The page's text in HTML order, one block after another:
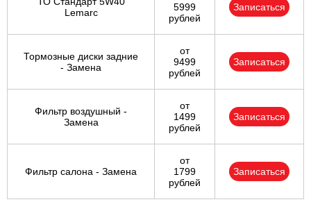
Lemarc
5999
рублей
Записаться
Тормозные диски задние
- Замена
от
9499
рублей
Записаться
Фильтр воздушный -
Замена
от
1499
рублей
Записаться
Фильтр салона - Замена
от
1799
рублей
Записаться